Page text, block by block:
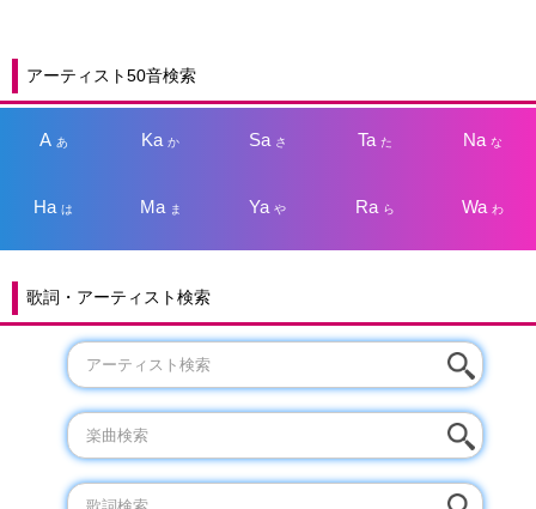
アーティスト50音検索
A あ Kaか Sa さ Taた Na な
Haは Ma ま Yaや Ra ら Wa わ
歌詞・アーティスト検索